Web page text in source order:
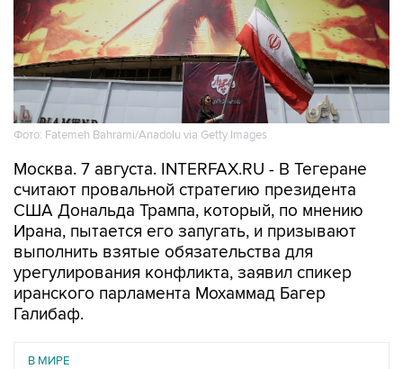
Фото: Fatemeh Bahrami/Anadolu via Getty Images
Москва. 7 августа. INTERFAX.RU - В Тегеране
считают провальной стратегию президента
США Дональда Трампа, который, по мнению
Ирана, пытается его запугать, и призывают
выполнить взятые обязательства для
урегулирования конфликта, заявил спикер
иранского парламента Мохаммад Багер
Галибаф.
В МИРЕ